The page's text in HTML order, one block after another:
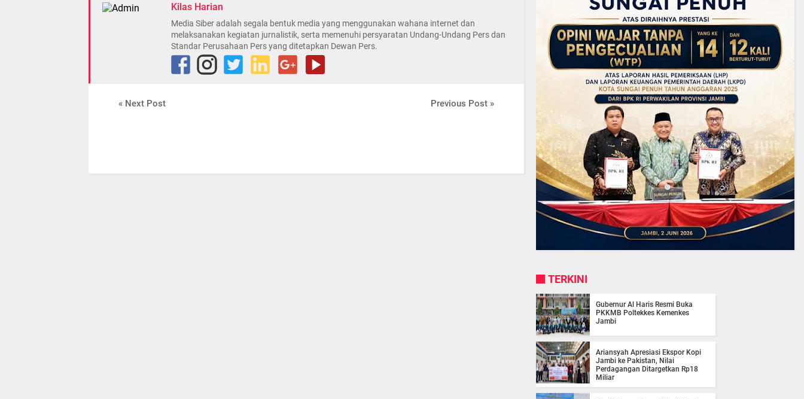
Kilas Harian
Media Siber adalah segala bentuk media yang menggunakan wahana internet dan
melaksanakan kegiatan jurnalistik, serta memenuhi persyaratan Undang-Undang Pers dan
Standar Perusahaan Pers yang ditetapkan Dewan Pers.
« Next Post Previous Post »
TERKINI
Gubernur Al Haris Resmi Buka
PKKMB Poltekkes Kemenkes
Jambi
Ariansyah Apresiasi Ekspor Kopi
Jambi ke Pakistan, Nilai
Perdagangan Ditargetkan Rp18
Miliar